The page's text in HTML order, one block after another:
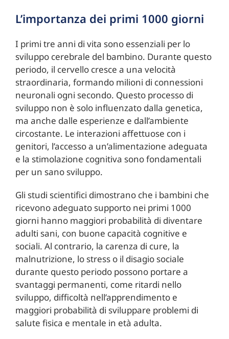
L’importanza dei primi 1000 giorni
I primi tre anni di vita sono essenziali per lo
sviluppo cerebrale del bambino. Durante questo
periodo, il cervello cresce a una velocità
straordinaria, formando milioni di connessioni
neuronali ogni secondo. Questo processo di
sviluppo non è solo influenzato dalla genetica,
ma anche dalle esperienze e dall’ambiente
circostante. Le interazioni affettuose con i
genitori, l’accesso a un’alimentazione adeguata
e la stimolazione cognitiva sono fondamentali
per un sano sviluppo.
Gli studi scientifici dimostrano che i bambini che
ricevono adeguato supporto nei primi 1000
giorni hanno maggiori probabilità di diventare
adulti sani, con buone capacità cognitive e
sociali. Al contrario, la carenza di cure, la
malnutrizione, lo stress o il disagio sociale
durante questo periodo possono portare a
svantaggi permanenti, come ritardi nello
sviluppo, difficoltà nell’apprendimento e
maggiori probabilità di sviluppare problemi di
salute fisica e mentale in età adulta.